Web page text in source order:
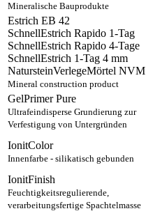
Mineralische Bauprodukte
Estrich EB 42
SchnellEstrich Rapido 1-Tag
SchnellEstrich Rapido 4-Tage
SchnellEstrich 1-Tag 4 mm
NatursteinVerlegeMörtel NVM
Mineral construction product
GelPrimer Pure
Ultrafeindisperse Grundierung zur
Verfestigung von Untergründen
IonitColor
Innenfarbe - silikatisch gebunden
IonitFinish
Feuchtigkeitsregulierende,
verarbeitungsfertige Spachtelmasse